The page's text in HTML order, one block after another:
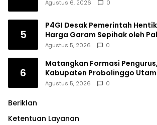
Agustus 6, 2026 0
5
P4GI Desak Pemerintah
Harga Garam Sepihak oleh
Agustus 5, 2026 0
6
Matangkan Formasi Pengurus,
Kabupaten Probolinggo
dan Kinerja
Agustus 5, 2026 0
Beriklan
Ketentuan Layanan